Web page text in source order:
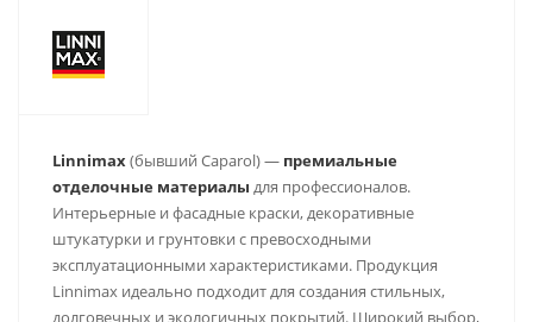
Linnimax(бывший Caparol) — премиальные
отделочные материалы для профессионалов.
Интерьерные и фасадные краски, декоративные
штукатурки и грунтовки с превосходными
эксплуатационными характеристиками. Продукция
Linnimax идеально подходит для создания стильных,
долговечных и экологичных покрытий. Широкий выбор,